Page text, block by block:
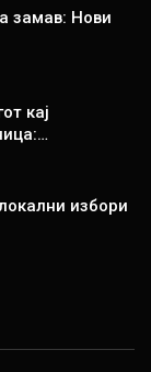
замав: Нови
кај
избори